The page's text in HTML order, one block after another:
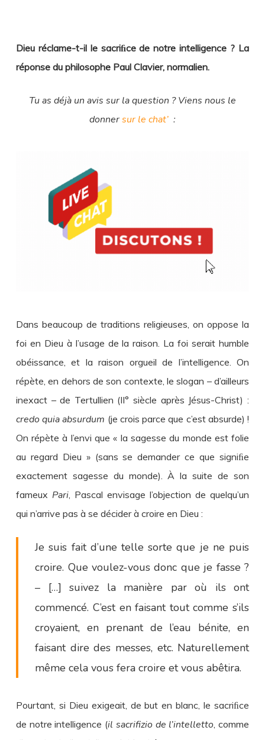
Dieu réclame-t-il le sacriﬁce de notre intelligence ? La
réponse du philosophe Paul Clavier, normalien.
Tu as déjà un avis sur la question ? Viens nous le
donnersur le chat’ :
Dans beaucoup de traditions religieuses, on oppose la
foi en Dieu à l’usage de la raison. La foi serait humble
obéissance, et la raison orgueil de l’intelligence. On
répète, en dehors de son contexte, le slogan – d’ailleurs
inexact – de Tertullien (II° siècle après Jésus-Christ) :
credo quia absurdum (je crois parce que c’est absurde) !
On répète à l’envi que « la sagesse du monde est folie
au regard Dieu » (sans se demander ce que signiﬁe
exactement sagesse du monde). À la suite de son
fameux Pari, Pascal envisage l’objection de quelqu’un
qui n’arrive pas à se décider à croire en Dieu :
Je suis fait d’une telle sorte que je ne puis
croire. Que voulez-vous donc que je fasse ?
– […] suivez la manière par où ils ont
commencé. C’est en faisant tout comme s’ils
croyaient, en prenant de l’eau bénite, en
faisant dire des messes, etc. Naturellement
même cela vous fera croire et vous abêtira.
Pourtant, si Dieu exigeait, de but en blanc, le sacriﬁce
de notre intelligence (il sacrifizio de l’intelletto , comme